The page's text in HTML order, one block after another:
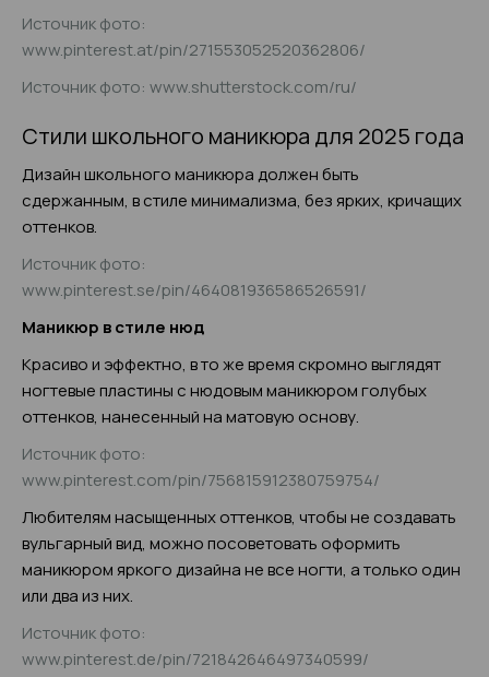
Источник фото:
www.pinterest.at/pin/271553052520362806/
Источник фото: www.shutterstock.com/ru/
Стили школьного маникюра для 2025 года
Дизайн школьного маникюра должен быть
сдержанным, в стиле минимализма, без ярких, кричащих
оттенков.
Источник фото:
www.pinterest.se/pin/464081936586526591/
Маникюр в стиле нюд
Красиво и эффектно, в то же время скромно выглядят
ногтевые пластины с нюдовым маникюром голубых
оттенков, нанесенный на матовую основу.
Источник фото:
www.pinterest.com/pin/756815912380759754/
Любителям насыщенных оттенков, чтобы не создавать
вульгарный вид, можно посоветовать оформить
маникюром яркого дизайна не все ногти, а только один
или два из них.
Источник фото:
www.pinterest.de/pin/721842646497340599/